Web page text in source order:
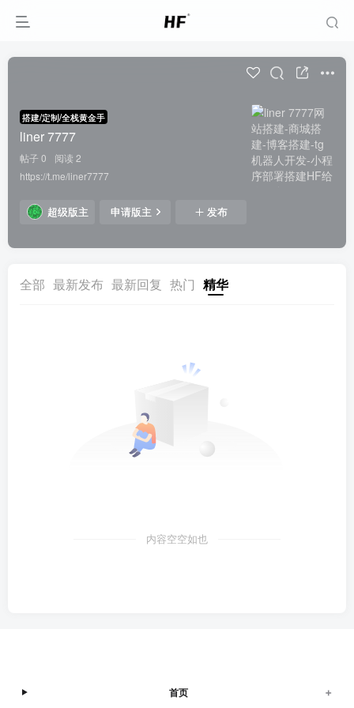
搭建/定制/全栈黄金手
liner 7777
帖子 0
阅读 2
https://t.me/liner7777
超级版主 申请版主 发布
全部 最新发布 最新回复 热门 精华
内容空空如也
首页 +